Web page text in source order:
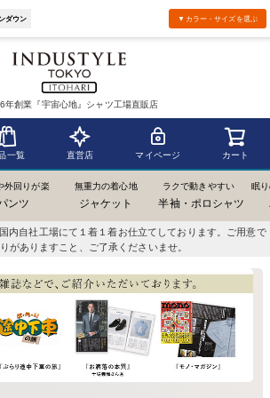
年創業『宇宙心地』シャツ工場直販店
一覧 直営店 マイページ カート
外回りが楽
ンツ
無重力の着心地
ジャケット
ラクで動きやすい
半袖・ポロシャツ
眠
内自社工場にて１着１着お仕立てしております。ご用意で
がありますこと、ご了承くださいませ。
ダウン ▼カラー・サイズを選ぶ